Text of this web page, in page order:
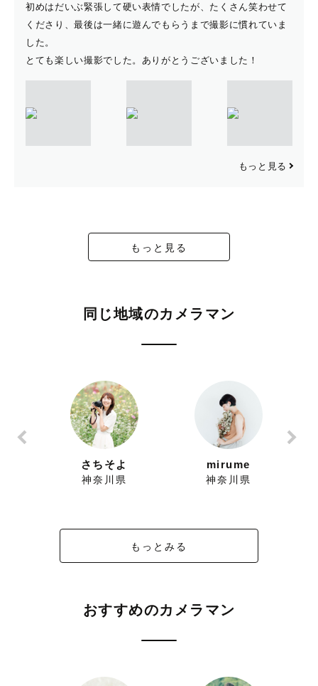
初めはだいぶ緊張して硬い表情でしたが、たくさん笑わせて
くださり、最後は一緒に遊んでもらうまで撮影に慣れていま
した。
とても楽しい撮影でした。ありがとうございました！
もっと見る
もっと見る
同じ地域のカメラマン
さちそよ
神奈川県
mirume
神奈川県
もっとみる
おすすめのカメラマン